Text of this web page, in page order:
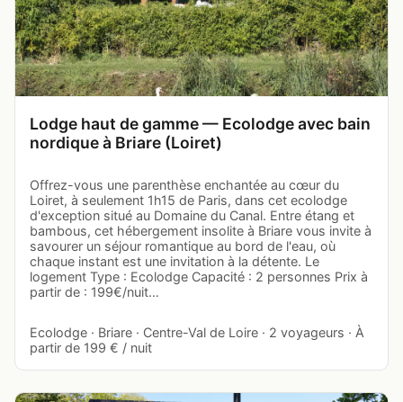
Lodge haut de gamme — Ecolodge avec bain
nordique à Briare (Loiret)
Offrez-vous une parenthèse enchantée au cœur du
Loiret, à seulement 1h15 de Paris, dans cet ecolodge
d'exception situé au Domaine du Canal. Entre étang et
bambous, cet hébergement insolite à Briare vous invite à
savourer un séjour romantique au bord de l'eau, où
chaque instant est une invitation à la détente. Le
logement Type : Ecolodge Capacité : 2 personnes Prix à
partir de : 199€/nuit…
Ecolodge · Briare · Centre-Val de Loire · 2 voyageurs · À
partir de 199 € / nuit